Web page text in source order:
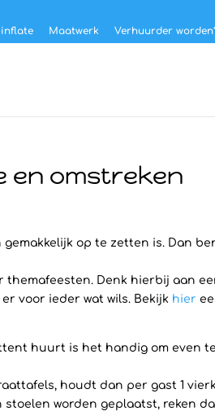
inflate Maatwerk Verhuurder
en omstreken
op te zetten is. Dan
Denk hierbij aan
voor ieder wat wils. Bekijk hier
huurt is het handig om even
houdt dan per gast 1
worden geplaatst, reken